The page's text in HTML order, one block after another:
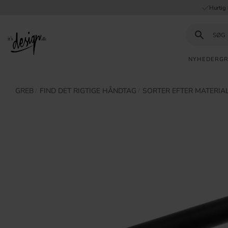
Hurtig
NYHEDER
GREB ​FIND DET RIGTIGE HÅNDTAG SORTER EFTER
INFORMATION
Kundeservice
sider |